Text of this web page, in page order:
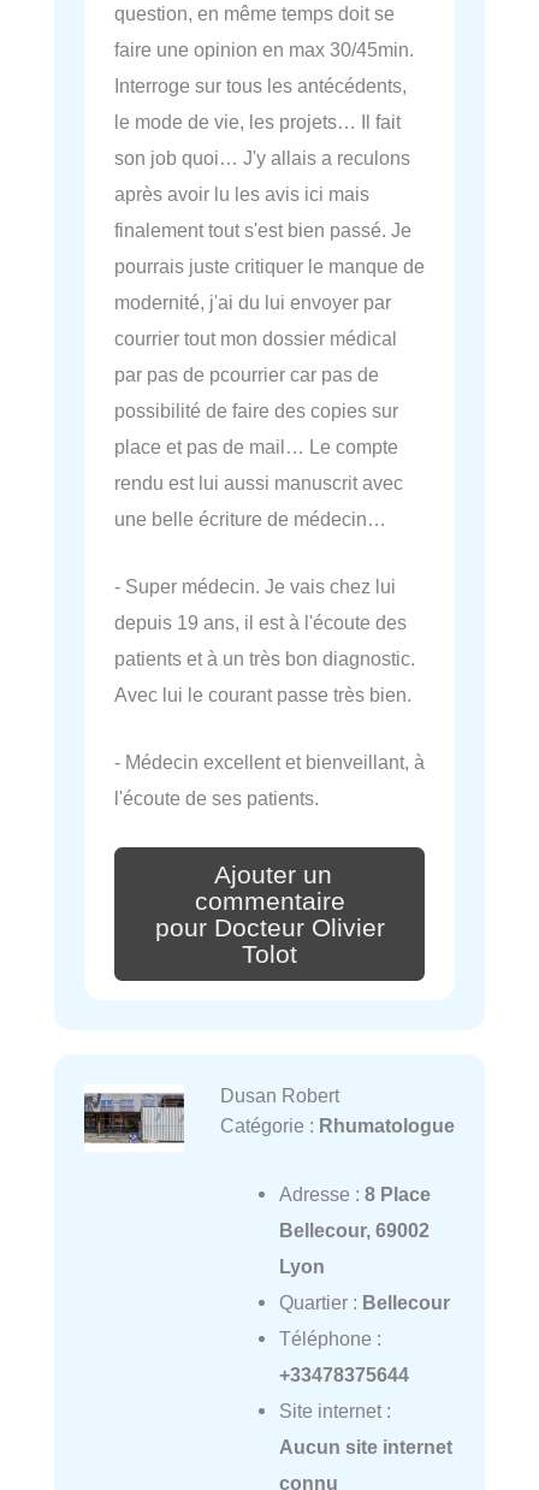
question, en même temps doit se
faire une opinion en max 30/45min.
Interroge sur tous les antécédents,
le mode de vie, les projets… Il fait
son job quoi… J'y allais a reculons
après avoir lu les avis ici mais
finalement tout s'est bien passé. Je
pourrais juste critiquer le manque de
modernité, j'ai du lui envoyer par
courrier tout mon dossier médical
par pas de pcourrier car pas de
possibilité de faire des copies sur
place et pas de mail… Le compte
rendu est lui aussi manuscrit avec
une belle écriture de médecin…
- Super médecin. Je vais chez lui
depuis 19 ans, il est à l'écoute des
patients et à un très bon diagnostic.
Avec lui le courant passe très bien.
- Médecin excellent et bienveillant, à
l'écoute de ses patients.
Ajouter un
commentaire
pour Docteur Olivier
Tolot
Dusan Robert
Catégorie : Rhumatologue
Adresse : 8 Place
Bellecour, 69002
Lyon
Quartier : Bellecour
Téléphone :
+33478375644
Site internet :
Aucun site internet
connu